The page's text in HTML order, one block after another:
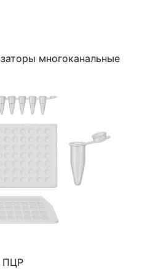
многоканальные
ПЦР